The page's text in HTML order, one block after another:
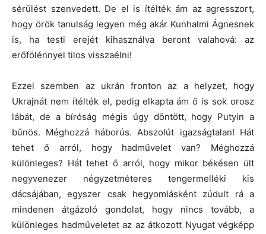
sérülést szenvedett. De el is ítélték ám az agresszort,
hogy örök tanulság legyen még akár Kunhalmi Ágnesnek
is, ha testi erejét kihasználva beront valahová: az
erőfölénnyel tilos visszaélni!
Ezzel szemben az ukrán fronton az a helyzet, hogy
Ukrajnát nem ítélték el, pedig elkapta ám ő is sok orosz
lábát, de a bíróság mégis úgy döntött, hogy Putyin a
bűnös. Méghozzá háborús. Abszolút igazságtalan! Hát
tehet ő arról, hogy hadművelet van? Méghozzá
különleges? Hát tehet ő arról, hogy mikor békésen ült
negyvenezer négyzetméteres tengermelléki kis
dácsájában, egyszer csak hegyomlásként zúdult rá a
mindenen átgázoló gondolat, hogy nincs tovább, a
különleges hadműveletet az az átkozott Nyugat végképp